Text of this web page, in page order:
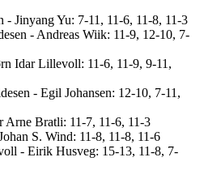
- Jinyang Yu: 7-11, 11-6, 11-8, 11-3
- Andreas Wiik: 11-9, 12-10, 7-
Idar Lillevoll: 11-6, 11-9, 9-11,
- Egil Johansen: 12-10, 7-11,
Arne Bratli: 11-7, 11-6, 11-3
S. Wind: 11-8, 11-8, 11-6
- Eirik Husveg: 15-13, 11-8, 7-